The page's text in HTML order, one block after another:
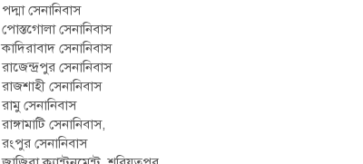
পদ্মা সেনানিবাস
পোস্তগোলা সেনানিবাস
কাদিরাবাদ সেনানিবাস
রাজেন্দ্রপুর সেনানিবাস
রাজশাহী সেনানিবাস
রামু সেনানিবাস
রাঙ্গামাটি সেনানিবাস,
রংপুর সেনানিবাস